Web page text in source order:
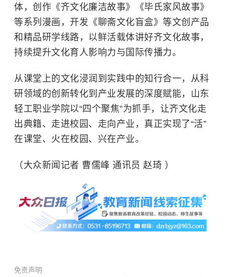
体，创作《齐文化廉洁故事》《毕氏家风故事》
等系列漫画，开发《聊斋文化盲盒》等文创产品
和精品研学线路，以鲜活载体讲好齐文化故事，
持续提升文化育人影响力与国际传播力。
从课堂上的文化浸润到实践中的知行合一，从科
研领域的创新转化到产业发展的深度赋能，山东
轻工职业学院以“四个聚焦”为抓手，让齐文化走
出典籍、走进校园、走向产业，真正实现了“活”
在课堂、火在校园、兴在产业。
（大众新闻记者 曹儒峰 通讯员 赵琦 ）
免责声明